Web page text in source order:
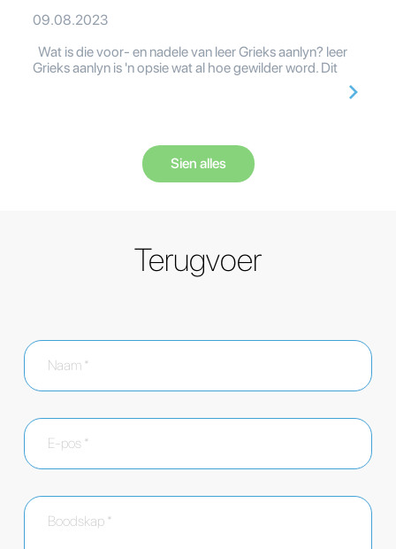
09.08.2023
Wat is die voor- en nadele van leer Grieks aanlyn? leer
Grieks aanlyn is 'n opsie wat al hoe gewilder word. Dit
Sien alles
Terugvoer